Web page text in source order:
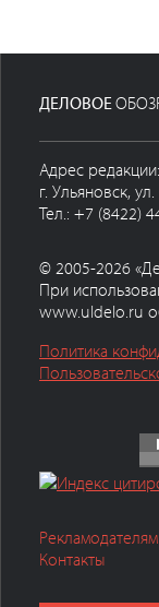
ДЕЛОВОЕ
Адрес редакции:
г. Ульяновск,
Тел.: +7 (8422)
© 2005-2026
При
www.uldelo.ru
Политика
Рекламодателям
Контакты